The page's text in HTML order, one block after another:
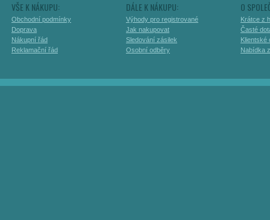
VŠE K NÁKUPU:
Obchodní podmínky
Doprava
Nákupní řád
Reklamační řád
DÁLE K NÁKUPU:
Výhody pro registrované
Jak nakupovat
Sledování zásilek
Osobní odběry
O
Krátce z
Časté
Klientské
Nabídka